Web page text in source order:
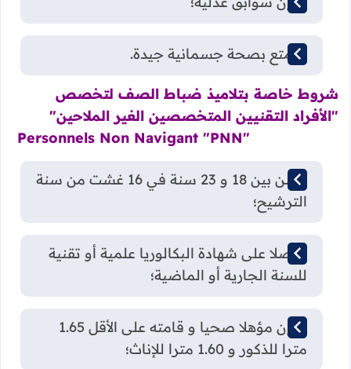
التمتع بصحة جسمانية جيدة.
شروط خاصة بتلاميذ ضباط الصف لتخصص
"الأفراد التقنيين المتخصصين الغير الملاحين"
Personnels Non Navigant "PNN"
السن بين 18 و 23 سنة في 16 غشت من سنة
الترشيح؛
حاصلا على شهادة البكالوريا علمية أو تقنية
للسنة الجارية أو الماضية؛
يكون مؤهلا صحيا و قامته على الأقل 1.65
مترا للذكور و 1.60 مترا للإناث؛